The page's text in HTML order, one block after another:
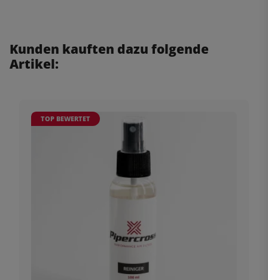
Kunden kauften dazu folgende
Artikel:
TOP BEWERTET